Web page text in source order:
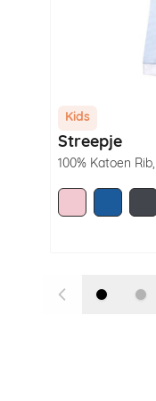
Kids
Streepje
100% Katoen Rib,